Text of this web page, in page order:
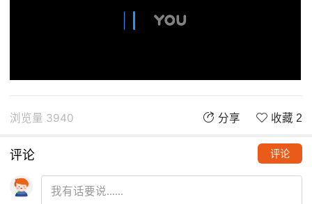
浏览量 3940 分享 收藏 2
评论 评论